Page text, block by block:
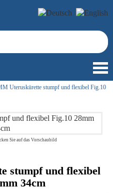
Uteruskürette stumpf und flexibel Fig.10
Sie auf das Vorschaubild
stumpf und flexibel
34cm